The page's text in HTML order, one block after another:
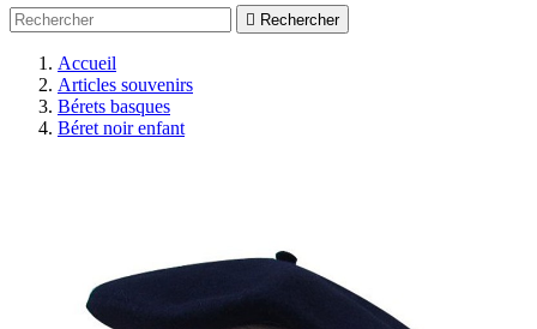
 Rechercher
Accueil
Articles souvenirs
Bérets basques
Béret noir enfant